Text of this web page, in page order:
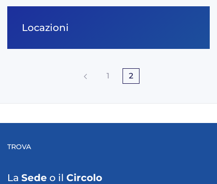
Locazioni
1 2
TROVA
La Sede o il Circolo